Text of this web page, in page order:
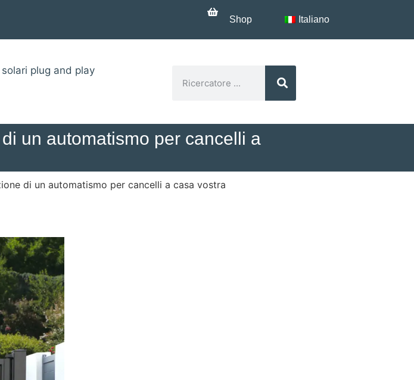
Shop Italiano
plug and play
un automatismo per cancelli a
di un automatismo per cancelli a casa vostra